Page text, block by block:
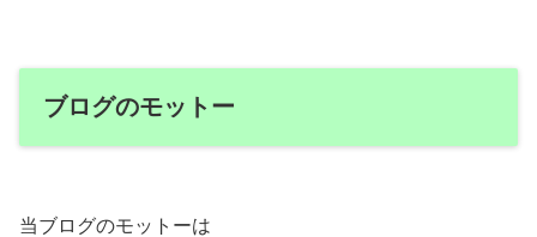
ブログのモットー
当ブログのモットーは